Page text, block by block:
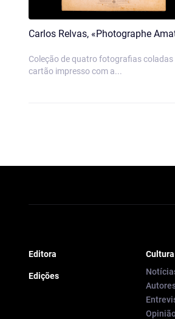
Carlos Relvas, «Photographe
Coleção de quatro fotografias coladas
cartão impresso com a...
Editora
Edições
Cultura